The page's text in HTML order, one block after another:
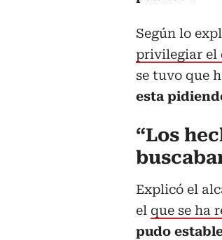
Según lo
privilegiar el
se tuvo que
esta
“Los
Explicó el
el que se ha
pudo